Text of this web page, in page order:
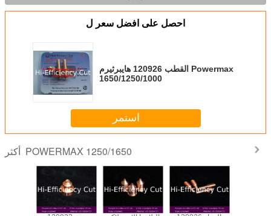
احصل على افضل سعر ل
القطب 120926 هايبرثيرم Powermax
1650/1250/1000
استمر
POWERMAX 1250/1650